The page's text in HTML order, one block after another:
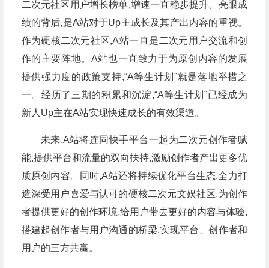
二次元社区用户增长榜单,增速一直稳步提升。亮眼成
绩的背后,是A站对于Up主成长及其产出内容的重视。
作为硬核二次元社区,A站一直是二次元用户交流和创
作的主要阵地。A站也一直致力于为原创内容的发展
提供强力度的政策支持,“A等生计划”就是落地举措之
一。经历了三期的积累和沉淀,“A等生计划”已经成为
新人Up主在A站实现快速成长的有效渠道。
未来,A站将连同快手平台一起为二次元创作者赋
能,提供平台和流量的双向扶持,激励创作者产出更多优
质原创内容。同时,A站还将持续优化平台生态,全力打
造深受用户喜爱与认可的硬核二次元文娱社区,为创作
者提供更好的创作环境,给用户带去更好的内容与体验,
搭建起创作者与用户沟通的桥梁,实现平台、创作者和
用户的三方共赢。